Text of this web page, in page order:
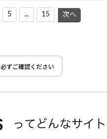
5 ... 15 次へ
ずご確認ください